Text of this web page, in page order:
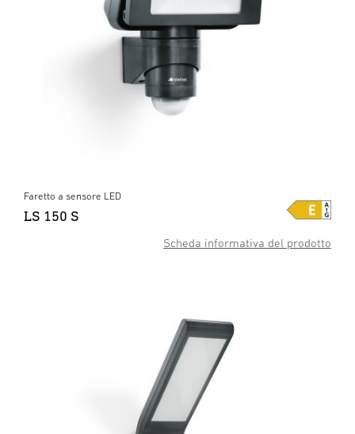
Scheda informativa del prodotto
Faretto a sensore LED
LS 150 S